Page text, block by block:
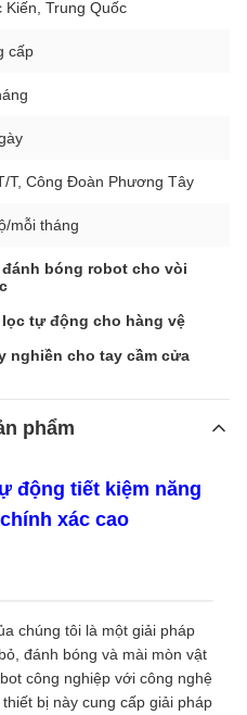
Kiến, Trung Quốc
cấp
T, Công Đoàn Phương Tây
mỗi tháng
đánh bóng robot cho vòi
lọc tự động cho hàng vệ
nghiền cho tay cầm cửa
phẩm
động tiết kiệm năng
xác cao
chúng tôi là một giải pháp
đánh bóng và mài mòn vật
công nghiệp với công nghệ
bị này cung cấp giải pháp